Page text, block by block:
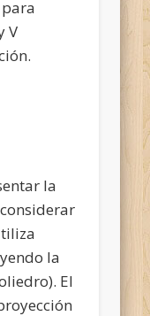
V
la
la
El